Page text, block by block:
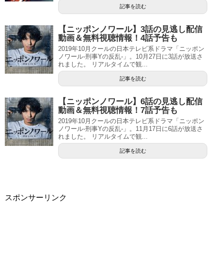
記事を読む
【ニッポンノワール】3話の見逃し配信
動画＆無料視聴情報！4話予告も
2019年10月クールの日本テレビ系ドラマ「ニッポン
ノワール-刑事Yの反乱-」。10月27日に3話が放送さ
れました。 リアルタイムで観...
記事を読む
【ニッポンノワール】6話の見逃し配信
動画＆無料視聴情報！7話予告も
2019年10月クールの日本テレビ系ドラマ「ニッポン
ノワール-刑事Yの反乱-」。11月17日に6話が放送さ
れました。 リアルタイムで観...
記事を読む
スポンサーリンク